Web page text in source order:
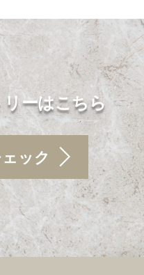
ーはこちら
ック